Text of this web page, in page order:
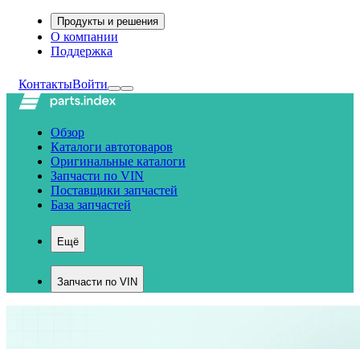
Продукты и решения
О компании
Поддержка
КонтактыВойти
Обзор
Каталоги автотоваров
Оригинальные каталоги
Запчасти по VIN
Поставщики запчастей
База запчастей
Ещё
Запчасти по VIN